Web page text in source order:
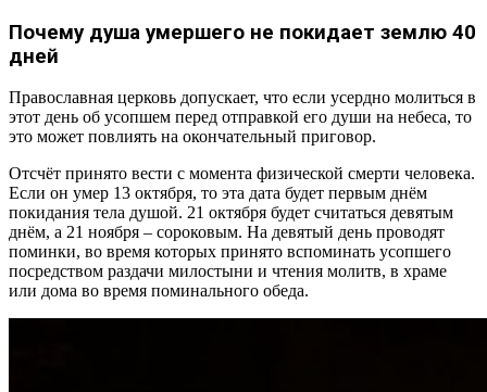
Почему душа умершего не покидает землю 40
дней
Православная церковь допускает, что если усердно молиться в
этот день об усопшем перед отправкой его души на небеса, то
это может повлиять на окончательный приговор.
Отсчёт принято вести с момента физической смерти человека.
Если он умер 13 октября, то эта дата будет первым днём
покидания тела душой. 21 октября будет считаться девятым
днём, а 21 ноября – сороковым. На девятый день проводят
поминки, во время которых принято вспоминать усопшего
посредством раздачи милостыни и чтения молитв, в храме
или дома во время поминального обеда.